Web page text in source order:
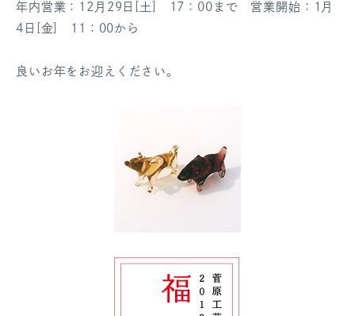
年内営業：12月29日[土] 17：00まで 営業開始：1月
4日[金] 11：00から
良いお年をお迎えください。